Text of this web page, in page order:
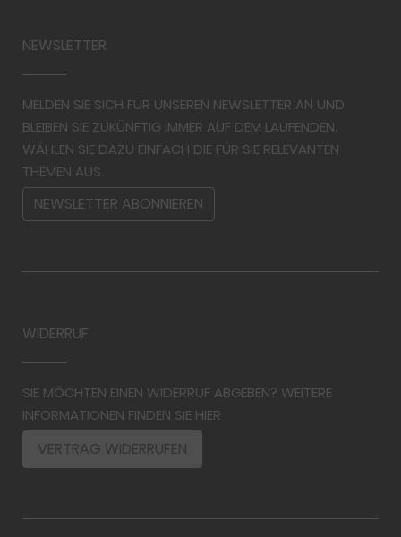
NEWSLETTER
MELDEN SIE SICH FÜR UNSEREN NEWSLETTER AN UND
BLEIBEN SIE ZUKÜNFTIG IMMER AUF DEM LAUFENDEN.
WÄHLEN SIE DAZU EINFACH DIE FÜR SIE RELEVANTEN
THEMEN AUS.
NEWSLETTER ABONNIEREN
WIDERRUF
SIE MÖCHTEN EINEN WIDERRUF ABGEBEN? WEITERE
INFORMATIONEN FINDEN SIE HIER
VERTRAG WIDERRUFEN